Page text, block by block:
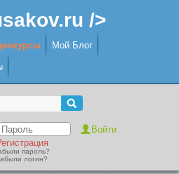
/>
Мой Блог
пароль?
логин?